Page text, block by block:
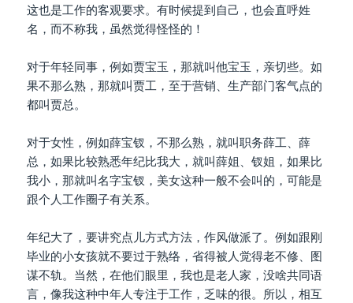
这也是工作的客观要求。有时候提到自己，也会直呼姓
名，而不称我，虽然觉得怪怪的！
对于年轻同事，例如贾宝玉，那就叫他宝玉，亲切些。如
果不那么熟，那就叫贾工，至于营销、生产部门客气点的
都叫贾总。
对于女性，例如薛宝钗，不那么熟，就叫职务薛工、薛
总，如果比较熟悉年纪比我大，就叫薛姐、钗姐，如果比
我小，那就叫名字宝钗，美女这种一般不会叫的，可能是
跟个人工作圈子有关系。
年纪大了，要讲究点儿方式方法，作风做派了。例如跟刚
毕业的小女孩就不要过于熟络，省得被人觉得老不修、图
谋不轨。当然，在他们眼里，我也是老人家，没啥共同语
言，像我这种中年人专注于工作，乏味的很。所以，相互